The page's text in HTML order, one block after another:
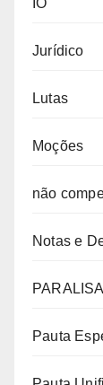
IO
Jurídico
Lutas
Moções
não
Notas e
Pauta